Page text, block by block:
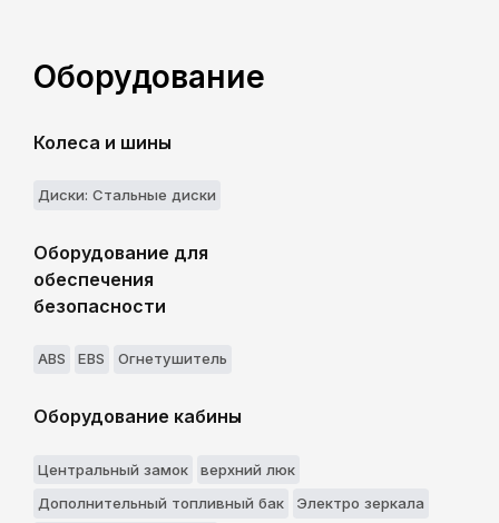
Оборудование
Колеса и шины
Диски: Стальные диски
Оборудование для
обеспечения
безопасности
ABS EBS Огнетушитель
Оборудование кабины
Центральный замок
верхний люк
Дополнительный топливный бак
Электро зеркала